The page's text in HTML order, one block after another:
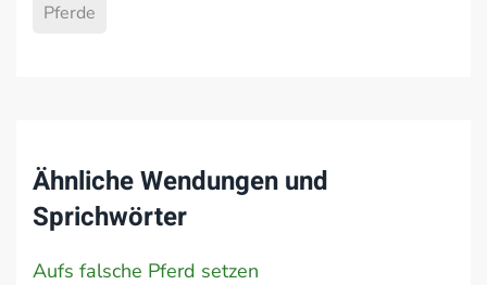
Pferde
Ähnliche Wendungen und
Sprichwörter
Aufs falsche Pferd setzen